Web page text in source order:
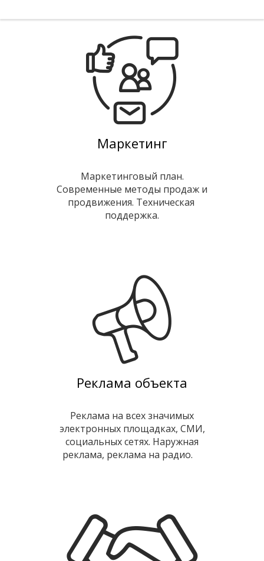
Маркетинг
Маркетинговый план.
Современные методы продаж и
продвижения. Техническая
поддержка.
Реклама объекта
Реклама на всех значимых
электронных площадках, СМИ,
социальных сетях. Наружная
реклама, реклама на радио.